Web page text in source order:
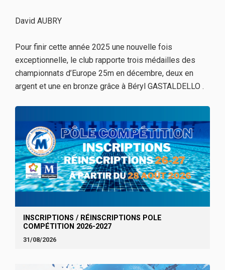
David AUBRY
Pour finir cette année 2025 une nouvelle fois
exceptionnelle, le club rapporte trois médailles des
championnats d’Europe 25m en décembre, deux en
argent et une en bronze grâce à Béryl GASTALDELLO .
INSCRIPTIONS / RÉINSCRIPTIONS POLE
COMPÉTITION 2026-2027
31/08/2026